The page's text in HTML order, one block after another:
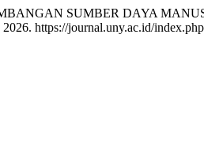
SUMBER DAYA
https://journal.uny.ac.id/